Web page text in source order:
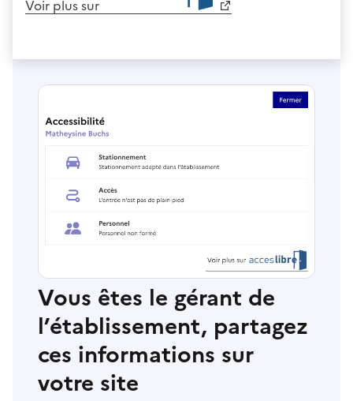
Voir plus sur
Vous êtes le gérant de
l’établissement, partagez
ces informations sur
votre site